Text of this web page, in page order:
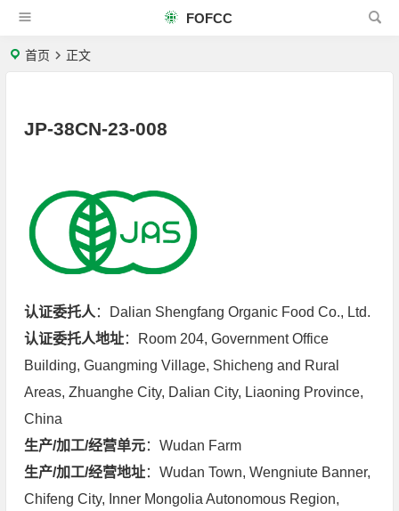
FOFCC
首页 正文
JP-38CN-23-008
认证委托人 ：Dalian Shengfang Organic Food Co., Ltd.
认证委托人地址：Room 204, Government Office
Building, Guangming Village, Shicheng and Rural
Areas, Zhuanghe City, Dalian City, Liaoning Province,
China
生产/加工/经营单元：Wudan Farm
生产/加工/经营地址：Wudan Town, Wengniute Banner,
Chifeng City, Inner Mongolia Autonomous Region,